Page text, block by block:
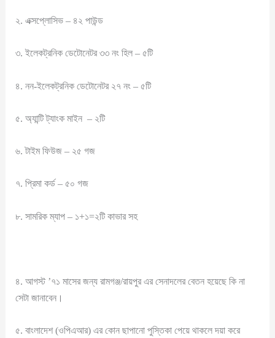
২. এক্সপ্লোসিভ – ৪২ পাউন্ড
৩. ইলেকট্রনিক ডেটোনেটর ৩৩ নং হিল – ৫টি
৪. নন-ইলেকট্রনিক ডেটোনেটর ২৭ নং – ৫টি
৫. অ্যান্টি ট্যাংক মাইন – ২টি
৬. টাইম ফিউজ – ২৫ গজ
৭. প্রিমা কর্ড – ৫০ গজ
৮. সামরিক ম্যাপ – ১+১=২টি কাভার সহ
৪. আগস্ট ’৭১ মাসের জন্য রামগঞ্জ/রায়পুর এর সেনাদলের বেতন হয়েছে কি না
সেটা জানাবেন।
৫. বাংলাদেশ (ওপিএআর) এর কোন ছাপানো পুস্তিকা পেয়ে থাকলে দয়া করে